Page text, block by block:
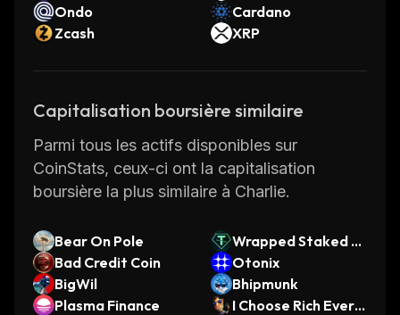
Ondo
Cardano
Zcash
XRP
Capitalisation boursière similaire
Parmi tous les actifs disponibles sur
CoinStats, ceux-ci ont la capitalisation
boursière la plus similaire à Charlie.
Bear On Pole
Wrapped Staked U
SDT
Bad Credit Coin
Otonix
BigWil
Bhipmunk
Plasma Finance
I Choose Rich Every